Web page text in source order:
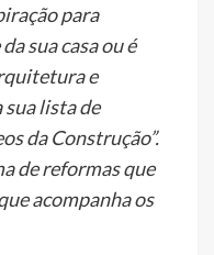
para
sua casa ou é
e
sua lista de
da Construção”.
de reformas que
acompanha os